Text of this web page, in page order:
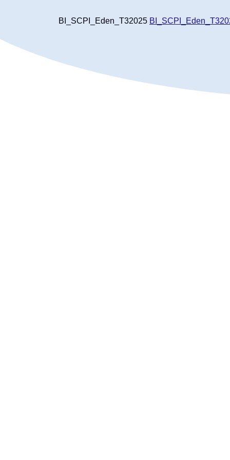
BI_SCPI_Eden_T32025